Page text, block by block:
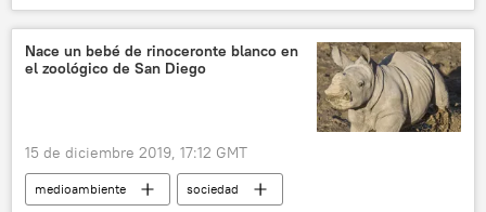
Venezuela
Rusia política
Nace un bebé de rinoceronte blanco en
el zoológico de San Diego
15 de diciembre 2019, 17:12 GMT
medioambiente
sociedad